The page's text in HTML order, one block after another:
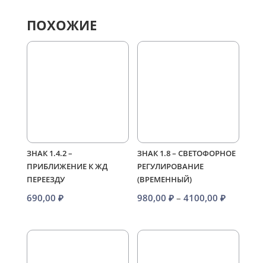
ПОХОЖИЕ
ЗНАК 1.4.2 –
ПРИБЛИЖЕНИЕ К ЖД
ПЕРЕЕЗДУ
690,00 ₽
ЗНАК 1.8 – СВЕТОФОРНОЕ
РЕГУЛИРОВАНИЕ
(ВРЕМЕННЫЙ)
980,00₽ – 4100,00₽
980,00 ₽